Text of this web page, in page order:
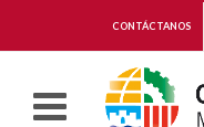
CONTÁCTANOS